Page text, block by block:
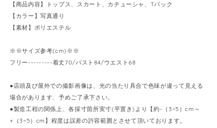
【商品内容】トップス、スカート、カチューシャ、Tバック
【カラー】写真通り
【素材】ポリエステル
※※サイズ参考(cm)※※
フリー---------着丈70/バスト84/ウエスト68
●店頭及び屋外での撮影画像は、光の当たり具合で色味が違って見える
場合があります、予めご了承下さい。
●製造工程の関係上、各採寸箇所実寸(平置き)より【約-（3~5）cm～
+（3~5）cm】程度は誤差の許容範囲とさせて頂いております。